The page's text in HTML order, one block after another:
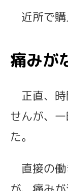
近所で
痛みが
正直、
せんが、
た。
直接の